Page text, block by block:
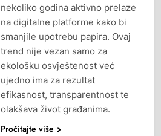
nekoliko godina aktivno prelaze
na digitalne platforme kako bi
smanjile upotrebu papira. Ovaj
trend nije vezan samo za
ekološku osvještenost već
ujedno ima za rezultat
efikasnost, transparentnost te
olakšava život građanima.
Pročitajte više